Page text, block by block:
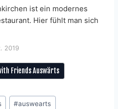
ist ein modernes
Hier fühlt man sich
2019
Friends Auswärts
#auswearts